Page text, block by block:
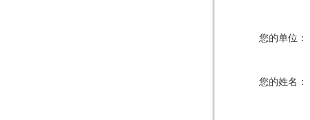
您的单位：
您的姓名：